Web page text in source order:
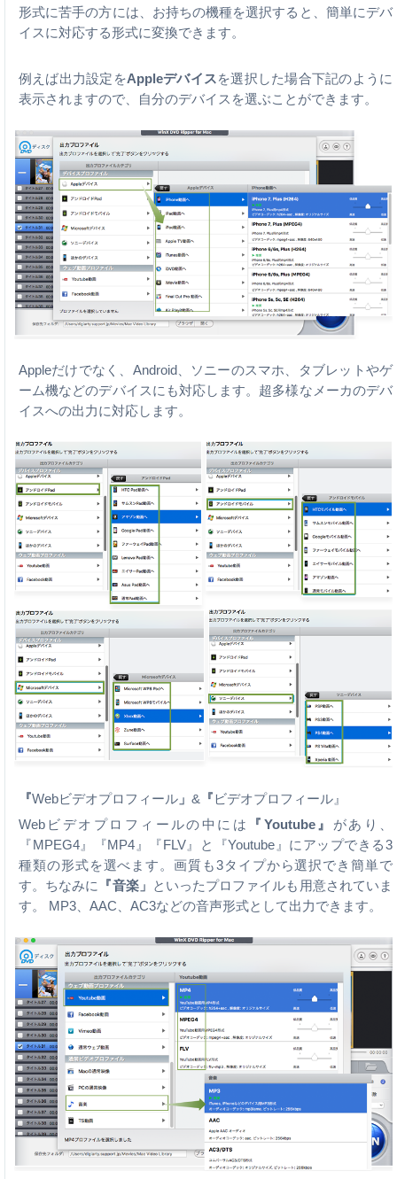
形式に苦手の方には、お持ちの機種を選択すると、簡単にデバ
イスに対応する形式に変換できます。
例えば出力設定をAppleデバイスを選択した場合下記のように
表示されますので、自分のデバイスを選ぶことができます。
Appleだけでなく、Android、ソニーのスマホ、タブレットやゲ
ーム機などのデバイスにも対応します。超多様なメーカのデバ
イスへの出力に対応します。
『Webビデオプロフィール 」 & 『 ビデオプロフィール』
Webビデオプロフィールの中には
『Youtube』 があり、
『MPEG4』『MP4』『FLV』と『Youtube』にアップできる3
種類の形式を選べます。画質も3タイプから選択でき簡単で
す。ちなみに
『音楽」 といったプロファイルも用意されていま
す。 MP3、AAC、AC3などの音声形式として出力できます。